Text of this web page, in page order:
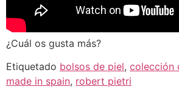
¿Cuál os gusta más?
Etiquetado bolsos de piel, colección
made in spain, robert pietri